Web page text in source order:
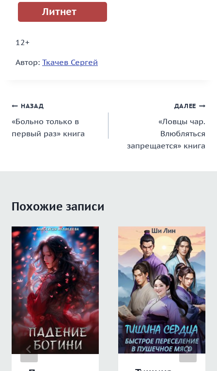
Литнет
12+
Автор: Ткачев Сергей
Навигация
по
записям
НАЗАД
«Больно только в
первый раз» книга
ДАЛЕЕ
«Ловцы чар.
Влюбляться
запрещается» книга
Похожие записи